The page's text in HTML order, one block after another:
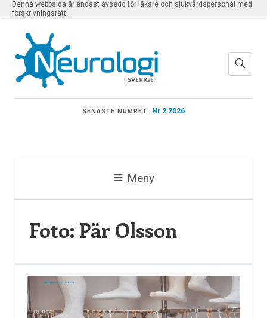
Denna webbsida är endast avsedd för läkare och sjukvårdspersonal med
förskrivningsrätt.
SENASTE NUMRET: Nr 2 2026
Meny
Foto: Pär Olsson